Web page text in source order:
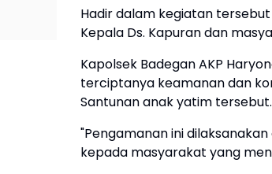
Hadir dalam kegiatan
Kepala Ds. Kapuran dan
Kapolsek Badegan AKP
terciptanya keamanan dan
Santunan anak yatim tersebut.
"Pengamanan ini
kepada masyarakat yang